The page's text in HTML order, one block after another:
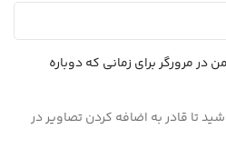
در مرورگر برای زمانی که دوباره
تا قادر به اضافه کردن تصاویر در